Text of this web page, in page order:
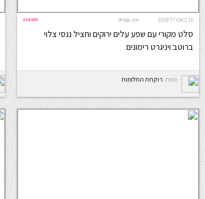
16 באפריל 2018 #34169 שפה: עברית
סלט מקורי עם שפע עלים ירוקים וחציל ננסי צלוי
ברוטב ויניגרט רימונים
מאת: רוקחת החלומות